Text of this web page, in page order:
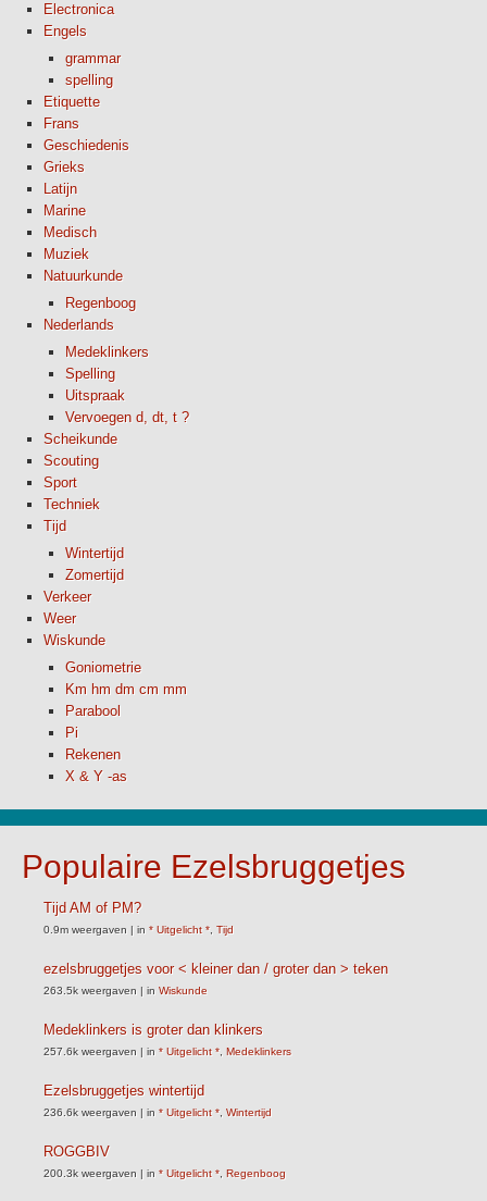
Electronica
Engels
grammar
spelling
Etiquette
Frans
Geschiedenis
Grieks
Latijn
Marine
Medisch
Muziek
Natuurkunde
Regenboog
Nederlands
Medeklinkers
Spelling
Uitspraak
Vervoegen d, dt, t ?
Scheikunde
Scouting
Sport
Techniek
Tijd
Wintertijd
Zomertijd
Verkeer
Weer
Wiskunde
Goniometrie
Km hm dm cm mm
Parabool
Pi
Rekenen
X & Y -as
Populaire Ezelsbruggetjes
Tijd AM of PM?
0.9m weergaven | in * Uitgelicht * Tijd
ezelsbruggetjes voor < kleiner dan / groter dan > teken
263.5k weergaven | in Wiskunde
Medeklinkers is groter dan klinkers
257.6k weergaven | in * Uitgelicht * Medeklinkers
Ezelsbruggetjes wintertijd
236.6k weergaven | in * Uitgelicht * Wintertijd
ROGGBIV
200.3k weergaven | in * Uitgelicht * Regenboog